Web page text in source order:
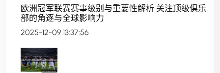
欧洲冠军联赛赛事级别与重要性解析 关注顶级俱乐
部的角逐与全球影响力
2025-12-09 13:37:56